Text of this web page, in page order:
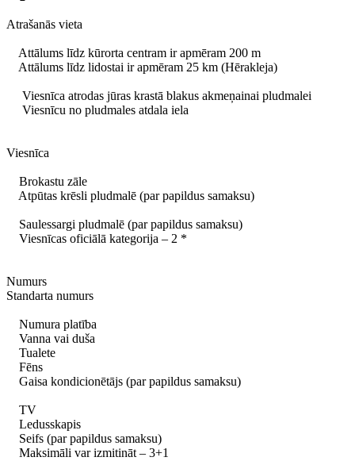
Atrašanās vieta
Attālums līdz kūrorta centram ir apmēram 200 m
Attālums līdz lidostai ir apmēram 25 km (Hērakleja)
Viesnīca atrodas jūras krastā blakus akmeņainai pludmalei
Viesnīcu no pludmales atdala iela
Viesnīca
Brokastu zāle
Atpūtas krēsli pludmalē (par papildus samaksu)
Saulessargi pludmalē (par papildus samaksu)
Viesnīcas oficiālā kategorija – 2 *
Numurs
Standarta numurs
Numura platība
Vanna vai duša
Tualete
Fēns
Gaisa kondicionētājs (par papildus samaksu)
TV
Ledusskapis
Seifs (par papildus samaksu)
Maksimāli var izmitināt – 3+1